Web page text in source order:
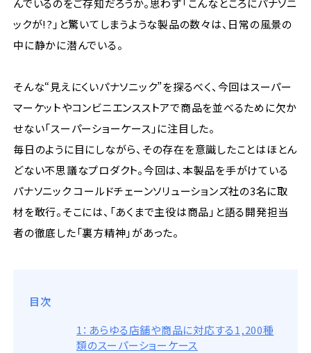
んでいるのをご存知だろうか。思わず「こんなところにパナソニ
ックが!?」と驚いてしまうような製品の数々は、日常の風景の
中に静かに潜んでいる。
そんな“見えにくいパナソニック”を探るべく、今回はスーパー
マーケットやコンビニエンスストアで商品を並べるために欠か
せない「スーパーショーケース」に注目した。
毎日のように目にしながら、その存在を意識したことはほとん
どない不思議なプロダクト。今回は、本製品を手がけている
パナソニック コールドチェーンソリューションズ社の3名に取
材を敢行。そこには、「あくまで主役は商品」と語る開発担当
者の徹底した「裏方精神」があった。
目次
1：あらゆる店舗や商品に対応する1,200種
類のスーパーショーケース